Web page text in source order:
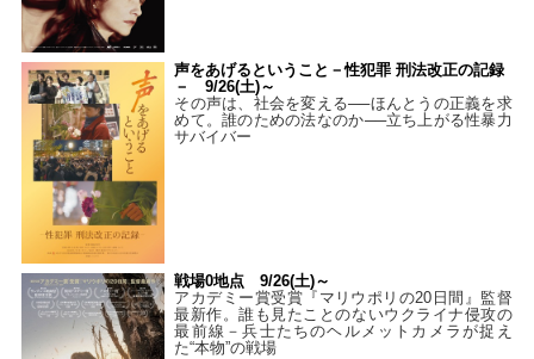
声をあげるということ－性犯罪 刑法改正の記録
－ 9/26(土)～
その声は、社会を変える──ほんとうの正義を求
めて。誰のための法なのか──立ち上がる性暴力
サバイバー
戦場0地点 9/26(土)～
アカデミー賞受賞『マリウポリの20日間』監督
最新作。誰も見たことのないウクライナ侵攻の
最前線－兵士たちのヘルメットカメラが捉え
た“本物”の戦場